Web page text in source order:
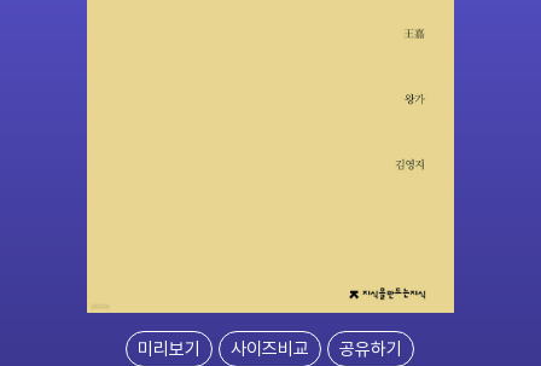
미리보기 사이즈비교 공유하기